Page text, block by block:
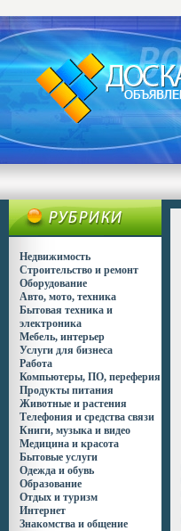
Недвижимость
Строительство и ремонт
Оборудование
Авто, мото, техника
Бытовая техника и
электроника
Мебель, интерьер
Услуги для бизнеса
Работа
Компьютеры, ПО, переферия
Продукты питания
Животные и растения
Телефония и средства связи
Книги, музыка и видео
Медицина и красота
Бытовые услуги
Одежда и обувь
Образование
Отдых и туризм
Интернет
Знакомства и общение